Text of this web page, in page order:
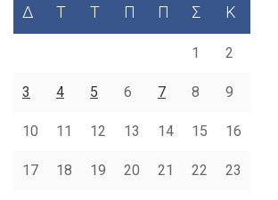
Δ Τ Τ Π Π Σ Κ
1 2
3 4 5 6 7 8 9
10 11 12 13 14 15 16
17 18 19 20 21 22 23